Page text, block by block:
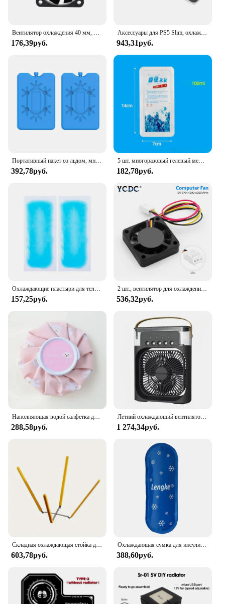
Вентилятор охлаждения 40 мм, 50 мм, 60 мм, 70 мм, 80 мм, 90 мм, 120 мм
176,39руб.
Аксессуары для PS5 Slim, охлаждающий вентилятор со светодиодной подсветкой для Playstation 5, дисков и цифровых изданий, охладитель системы охлаждения
943,31руб.
Портативный пакет со льдом, многоразовая морозильная камера, пакет для охлаждения льда, долговечный охлаждающий ящик для наполнения водой, для хранения свежих продуктов, охлаждения
392,78руб.
5 шт. многоразовый гелевый мешок для льда, автоматическое водопоглощение, изолированный пакет со льдом, боль, холодный компресс, охлаждающий мешок, пакет для еды, сохраняет свежесть, пакет со льдом
182,78руб.
Охлаждающие пластыри для телефона, многофункциональная наклейка со льдом для нижней температуры, охлаждающий гель для взрослых, пластырь для облегчения боли при дискомфорте и лихорадке
157,25руб.
2 шт., вентилятор для охлаждения процессора, 12 В, 40 х40 мм
536,32руб.
288,58руб.
Летний охлаждающий вентилятор, настольный увлажнитель, новый распылительный вентилятор с пятью отверстиями, USB портативный практичный гидроохлаждающий незаменимый охладитель для офиса
1 274,34руб.
603,78руб.
Охлаждающая сумка для инсулина, 1 шт.
388,60руб.